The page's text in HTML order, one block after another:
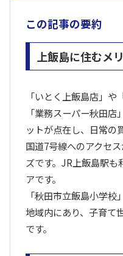
この記事の要約
上飯島に住むメ
「いとく上飯島店」や
「業務スーパー秋田
ットが点在し、日常の
国道7号線へのアクセ
ズです。JR上飯島駅も
アです。
「秋田市立飯島小学
地域内にあり、子育て
です。